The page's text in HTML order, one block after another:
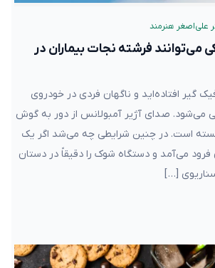
علی‌اصغر هنرمند
می‌توانند فرشته نجات بیماران در
گیر افتاده‌اید و ناگهان فردی در خودروی
می‌شود. صدای آژیر آمبولانس از دور به گوش
بسته است. در چنین شرایطی چه می‌شد اگر یک
می‌آمد و دستگاه شوک را دقیقاً در دستان
[…]